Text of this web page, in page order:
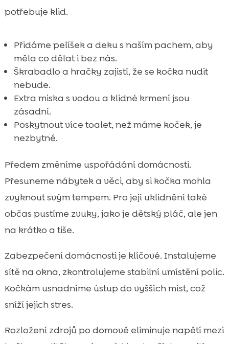
potřebuje klid.
Přidáme pelíšek a deku s naším pachem, aby
měla co dělat i bez nás.
Škrabadlo a hračky zajistí, že se kočka nudit
nebude.
Extra miska s vodou a klidné krmení jsou
zásadní.
Poskytnout více toalet, než máme koček, je
nezbytné.
Předem změníme uspořádání domácnosti.
Přesuneme nábytek a věci, aby si kočka mohla
zvyknout svým tempem. Pro její uklidnění také
občas pustíme zvuky, jako je dětský pláč, ale jen
na krátko a tiše.
Zabezpečení domácnosti je klíčové. Instalujeme
sítě na okna, zkontrolujeme stabilní umístění polic.
Kočkám usnadníme ústup do vyšších míst, což
sníží jejich stres.
Rozložení zdrojů po domově eliminuje napětí mezi